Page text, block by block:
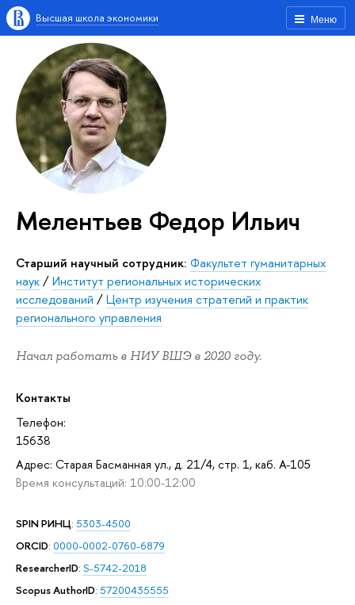
Меню
Высшая школа экономики
Мелентьев Федор Ильич
Старший научный сотрудник: Факультет гуманитарных
наук/Институт региональных исторических
исследований /Центр изучения стратегий и практик
регионального управления
Начал работать в НИУ ВШЭ в 2020 году.
Контакты
Телефон:
15638
Адрес: Старая Басманная ул., д. 21/4, стр. 1, каб. А-105
Время консультаций: 10:00-12:00
SPIN РИНЦ: 5303-4500
ORCID: 0000-0002-0760-6879
ResearcherID: S-5742-2018
Scopus AuthorID: 57200435555